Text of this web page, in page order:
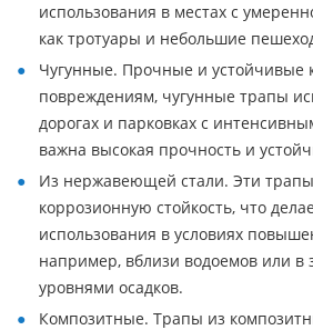
использования в местах с
как тротуары и небольшие
Чугунные. Прочные и устойчивые
повреждениям, чугунные трапы
дорогах и парковках с
важна высокая прочность и
Из нержавеющей стали. Эти
коррозионную стойкость, что
использования в условиях
например, вблизи водоемов или в
уровнями осадков.
Композитные. Трапы из